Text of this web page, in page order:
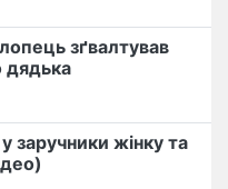
️зґвалтував
дядька
заручники жінку та